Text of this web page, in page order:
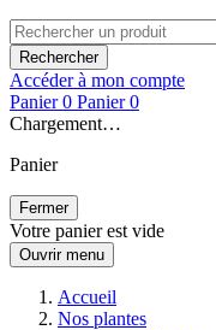
Rechercher
Accéder à mon compte
Panier 0 Panier 0
Chargement…
Panier
Fermer
Votre panier est vide
Ouvrir menu
Accueil
Nos plantes